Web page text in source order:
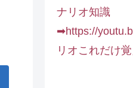
ナリオ知識
➡https://
リオこれだけ